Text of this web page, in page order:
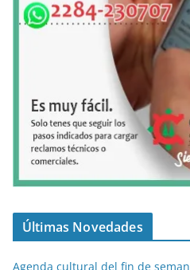
Últimas Novedades
Agenda cultural del fin de